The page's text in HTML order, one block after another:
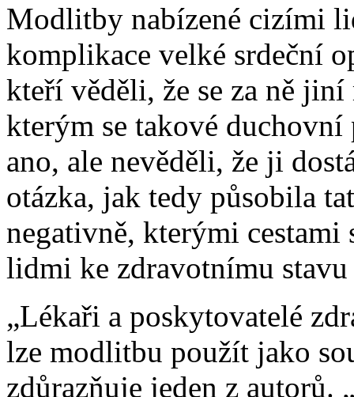
Modlitby nabízené cizími
komplikace velké srdeční
kteří věděli, že se za ně
kterým se takové
ano, ale nevěděli, že ji
otázka, jak tedy působila
negativně, kterými
lidmi ke zdravotnímu stavu
„Lékaři a poskytovatelé
lze modlitbu použít jako
zdůrazňuje jeden z